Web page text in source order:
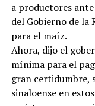
a productores
del Gobierno de la
para el maíz.
Ahora, dijo el
mínima para el
gran certidumbre,
sinaloense en